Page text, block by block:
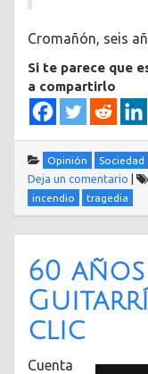
Cromañón, seis
Si te parece que
a compartirlo
Opinión Sociedad
Deja un comentario |
incendio
tragedia
60
clic
Cuenta